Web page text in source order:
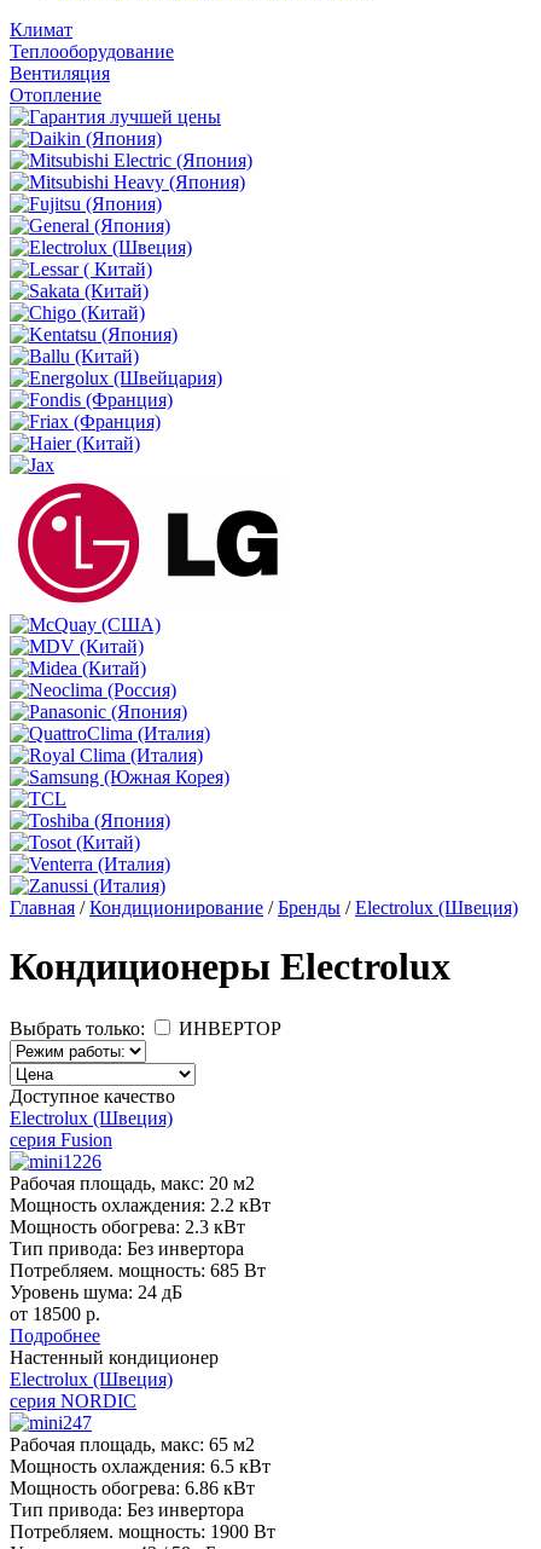
Климат
Теплооборудование
Вентиляция
Отопление
Главная /Кондиционирование /Бренды /Electrolux (Швеция)
Кондиционеры Electrolux
Выбрать только: ИНВЕРТОР
Доступное качество
Electrolux (Швеция)
серия Fusion
Рабочая площадь, макс: 20 м2
Мощность охлаждения: 2.2 кВт
Мощность обогрева: 2.3 кВт
Тип привода: Без инвертора
Потребляем. мощность: 685 Вт
Уровень шума: 24 дБ
от 18500 р.
Подробнее
Настенный кондиционер
Electrolux (Швеция)
серия NORDIC
Рабочая площадь, макс: 65 м2
Мощность охлаждения: 6.5 кВт
Мощность обогрева: 6.86 кВт
Тип привода: Без инвертора
Потребляем. мощность: 1900 Вт